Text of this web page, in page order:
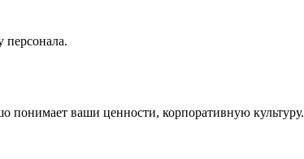
персонала.
понимает ваши ценности, корпоративную культуру.